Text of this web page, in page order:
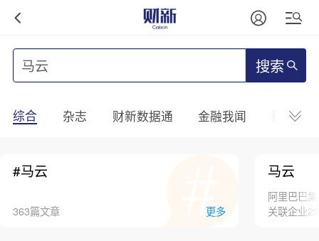
搜索
综合 杂志 财新数据通 金融我闻 财新
#马云
363篇文章 更多
马云
阿里巴巴
关联企业